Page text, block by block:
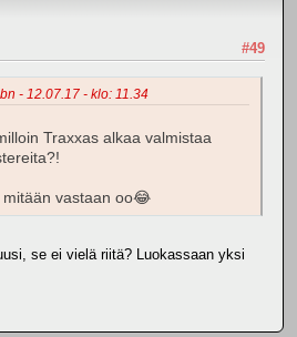
#49
- 12.07.17 - klo: 11.34
Traxxas alkaa valmistaa
vastaan oo😂
se ei vielä riitä? Luokassaan yksi